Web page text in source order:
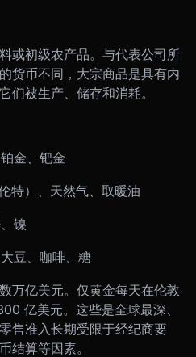
或初级农产品。与代表公司所
货币不同，大宗商品是具有内
被生产、储存和消耗。
金、钯金
特）、天然气、取暖油
镍
豆、咖啡、糖
万亿美元。仅黄金每天在伦敦
亿美元。这些是全球最深、
准入长期受限于经纪商要
结算等因素。